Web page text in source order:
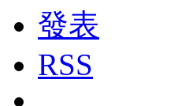
發表
RSS